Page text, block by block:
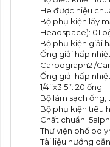
He được hiệu
Bộ phụ kiện lấy
Headspace): 01
Bộ phụ kiện giải
Ống giải hấp nhiệt
Carbograph2 /
Ống giải hấp
1/4’’x3.5’’: 20 ống
Bộ làm sạch
Bộ phụ kiện tiêu
Chất chuẩn:
Thư viện phổ
Tài liệu hướng